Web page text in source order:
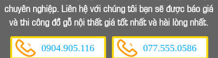
chuyên nghiệp. Liên hệ với chúng tôi bạn sẽ được báo giá
và thi công đồ gỗ nội thất giá tốt nhất và hài lòng nhất.
0904.905.116 077.555.0586